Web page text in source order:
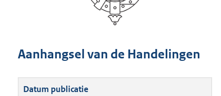
Aanhangsel van de Handelingen